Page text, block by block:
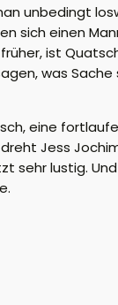
unbedingt
sich einen
ist
was
eine
dreht Jess
sehr lustig.